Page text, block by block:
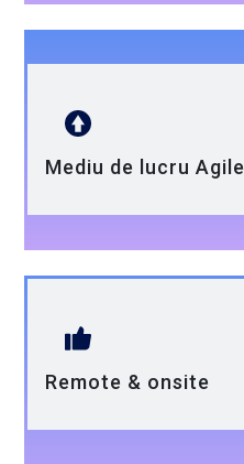
Mediu de lucru Agile
Remote & onsite